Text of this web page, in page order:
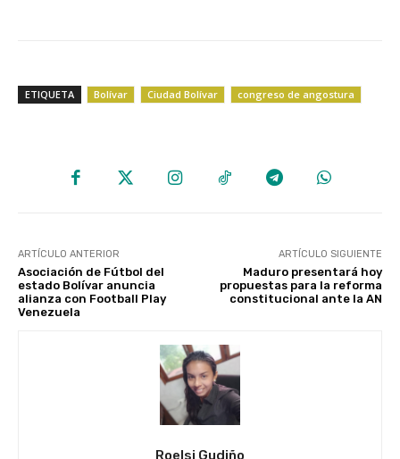
ETIQUETA Bolívar Ciudad Bolívar congreso de angostura
ARTÍCULO ANTERIOR
Asociación de Fútbol del
estado Bolívar anuncia
alianza con Football Play
Venezuela
ARTÍCULO SIGUIENTE
Maduro presentará hoy
propuestas para la reforma
constitucional ante la AN